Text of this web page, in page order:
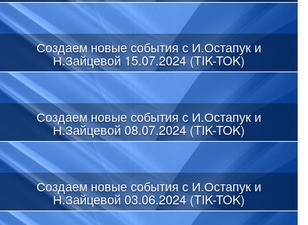
Создаем новые события с И.Остапук и
Н.Зайцевой 15.07.2024 (TIK-TOK)
Создаем новые события с И.Остапук и
Н.Зайцевой 08.07.2024 (TIK-TOK)
Создаем новые события с И.Остапук и
Н.Зайцевой 03.06.2024 (TIK-TOK)